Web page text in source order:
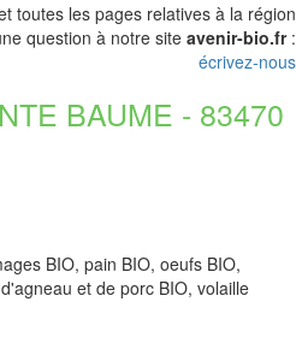
toutes les pages relatives à la région
question à notre site avenir-bio.fr:
écrivez-nous
BAUME - 83470
BIO, pain BIO, oeufs BIO,
et de porc BIO, volaille